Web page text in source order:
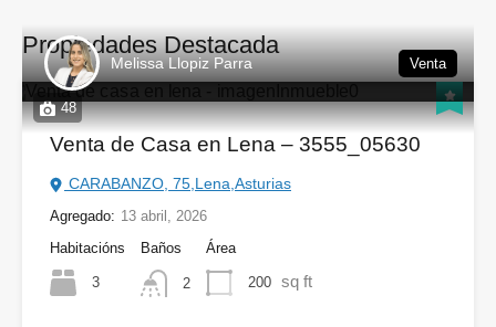
Propiedades Destacada
48
Melissa Llopiz Parra Venta
Venta de Casa en Lena – 3555_05630
CARABANZO, 75,Lena,Asturias
Agregado: 13 abril, 2026
Habitacións
3
Baños
2
Área
200 sq ft